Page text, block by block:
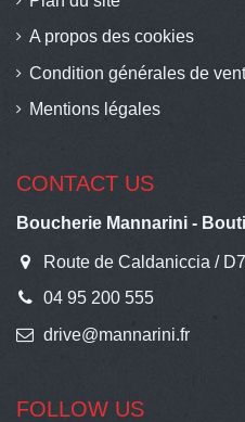
A propos des cookies
Condition générales de
Mentions légales
CONTACT US
Boucherie Mannarini -
Route de Caldaniccia /
04 95 200 555
drive@mannarini.fr
FOLLOW US